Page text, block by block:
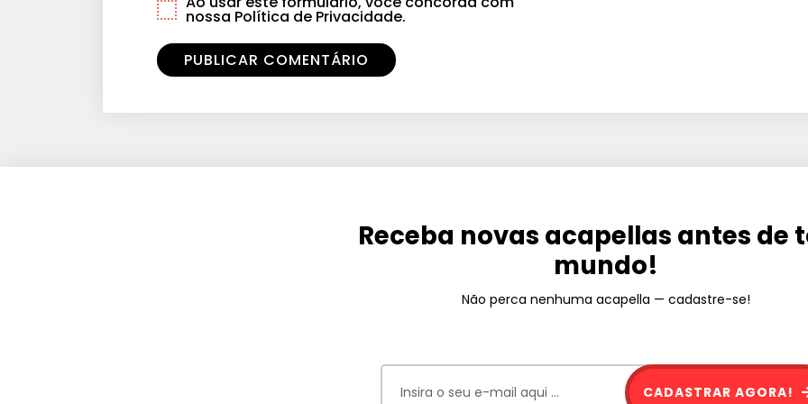
nossa Política de Privacidade.
Receba novas acapellas antes de
mundo!
Não perca nenhuma acapella — cadastre-se!
CADASTRAR AGORA!